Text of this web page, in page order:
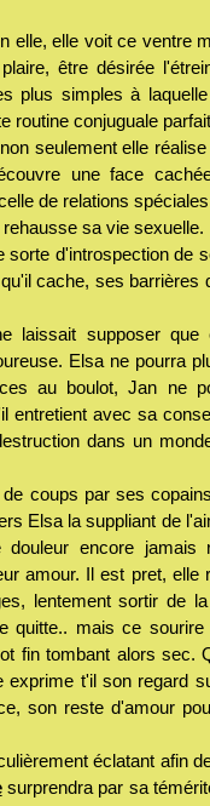
elle, elle voit ce ventre
être désirée
plus simples à
routine conjuguale
seulement elle
une face
de relations
sa vie sexuelle.
d'introspection de
cache, ses barrières
laissait supposer que
Elsa ne pourra
au boulot, Jan ne
entretient avec sa
dans un
coups par ses
Elsa la suppliant de
douleur encore jamais
amour. Il est pret, elle
lentement sortir de
quitte.. mais ce
fin tombant alors sec.
exprime t'il son regard
son reste d'amour
éclatant afin
surprendra par sa